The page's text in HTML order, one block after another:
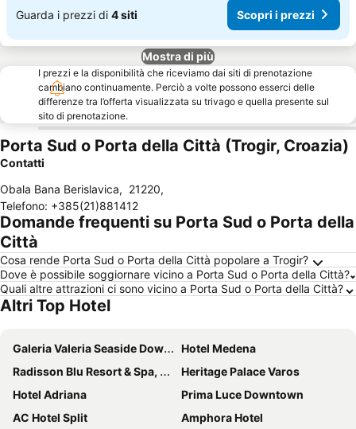
Guarda i prezzi di 4 siti Scopri i prezzi
Mostra di più
I prezzi e la disponibilità che riceviamo dai siti di prenotazione
cambiano continuamente. Perciò a volte possono esserci delle
differenze tra l’offerta visualizzata su trivago e quella presente sul
sito di prenotazione.
Porta Sud o Porta della Città (Trogir, Croazia)
Contatti
Obala Bana Berislavica, 21220,
Telefono: +385(21)881412
Domande frequenti su Porta Sud o Porta della
Città
Cosa rende Porta Sud o Porta della Città popolare a Trogir?
Dove è possibile soggiornare vicino a Porta Sud o Porta della Città?
Quali altre attrazioni ci sono vicino a Porta Sud o Porta della Città?
Altri Top Hotel
Galeria Valeria Seaside Downtown - MAG Quaint & Elegant Boutique Hotels
Hotel Medena
Radisson Blu Resort & Spa, Split
Heritage Palace Varos
Hotel Adriana
Prima Luce Downtown
AC Hotel Split
Amphora Hotel